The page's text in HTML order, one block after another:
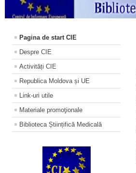
Pagina de start CIE
Despre CIE
Activități CIE
Republica Moldova și UE
Link-uri utile
Materiale promoţionale
Biblioteca Științifică Medicală